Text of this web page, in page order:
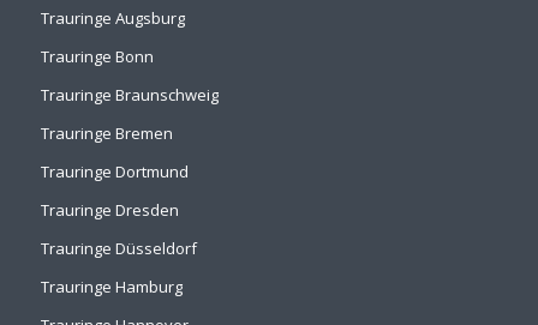
Trauringe Augsburg
Trauringe Bonn
Trauringe Braunschweig
Trauringe Bremen
Trauringe Dortmund
Trauringe Dresden
Trauringe Düsseldorf
Trauringe Hamburg